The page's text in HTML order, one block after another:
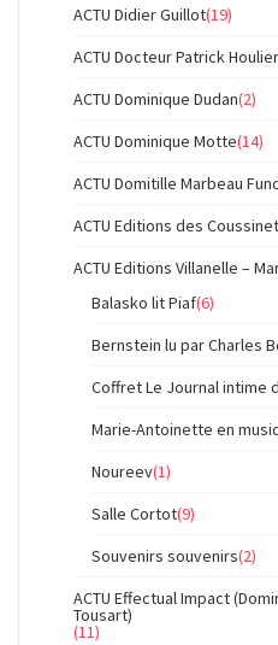
ACTU Didier Guillot(19)
ACTU Docteur Patrick Houlier
ACTU Dominique Dudan(2)
ACTU Dominique Motte(14)
ACTU Domitille Marbeau
ACTU Editions des
ACTU Editions Villanelle –
Balasko lit Piaf(6)
Bernstein lu par Charles
Coffret Le Journal intime
Marie-Antoinette en
Noureev(1)
Salle Cortot(9)
Souvenirs souvenirs(2)
ACTU Effectual Impact
Tousart)
(11)